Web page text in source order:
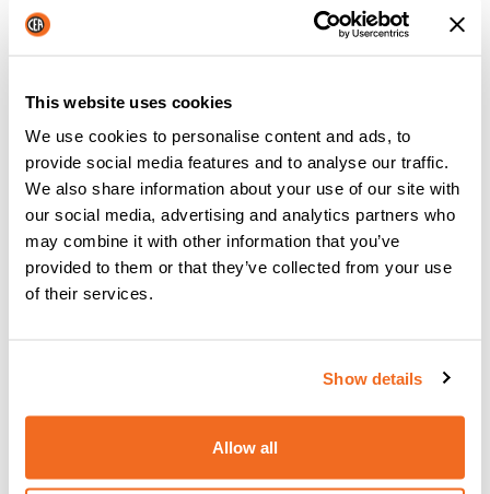
This website uses cookies
We use cookies to personalise content and ads, to
provide social media features and to analyse our traffic.
We also share information about your use of our site with
our social media, advertising and analytics partners who
may combine it with other information that you’ve
provided to them or that they’ve collected from your use
of their services.
Show details
Allow all
YARD MOBILE: UN PASO ADELANTE EN
LA SOLDADURA EN ASTILLEROS
Leer más